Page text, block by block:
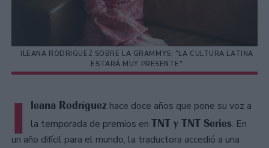
ILEANA RODRIGUEZ SOBRE LA GRAMMYS: "LA CULTURA LATINA
ESTARÁ MUY PRESENTE"
I leana Rodríguez hace doce años que pone su voz a
la temporada de premios en TNT y TNT Series. En
un año difícil para el mundo, la traductora accedió a una